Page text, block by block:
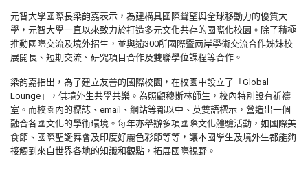
元智大學國際長梁韵嘉表示，為建構具國際聲望與全球移動力的優質大
學，元智大學一直以來致力於打造多元文化共存的國際化校園。除了積極
推動國際交流及境外招生，並與逾300所國際暨兩岸學術交流合作姊妹校
展開長、短期交流、研究項目合作及雙聯學位課程等合作。
梁韵嘉指出，為了建立友善的國際校園，在校園中設立了「Global
Lounge」，供境外生共學共樂。為照顧穆斯林師生，校內特別設有祈禱
室。而校園內的標誌、email、網站等都以中、英雙語標示，營造出一個
融合各國文化的學術環境。每年亦舉辦多項國際文化體驗活動，如國際美
食節、國際聖誕舞會及印度好麗色彩節等等，讓本國學生及境外生都能夠
接觸到來自世界各地的知識和觀點，拓展國際視野。